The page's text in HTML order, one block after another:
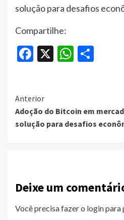
solução para desafios
Compartilhe:
Facebook
X
Continue
Reading
Anterior
Adoção do Bitcoin em
solução para desafios
Deixe um
Você precisa fazer o loginpara